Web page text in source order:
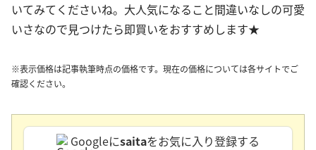
いてみてくださいね。大人気になること間違いなしの可愛
いさなので見つけたら即買いをおすすめします★
※表示価格は記事執筆時点の価格です。現在の価格については各サイトでご
確認ください。
Googleにsaitaをお気に入り登録する